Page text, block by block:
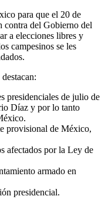
para que el 20 de
contra del Gobierno del
a elecciones libres y
campesinos se les
presidenciales de julio de
Díaz y por lo tanto
provisional de México,
afectados por la Ley de
armado en
presidencial.